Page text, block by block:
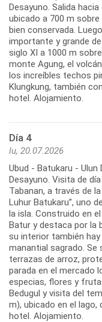
Desayuno. Salida
ubicado a 700 m
bien conservada.
importante y grande
siglo XI a 1000 m
monte Agung, el
los increíbles techos
Klungkung, también
hotel. Alojamiento.
Día 4
lu, 20.07.2026
Ubud - Batukaru - Ulun
Desayuno. Visita de
Tabanan, a través de
Luhur Batukaru”, uno
la isla. Construido en
Batur y destaca por la
su interior también
manantial sagrado. Se
terrazas de arroz,
parada en el mercado
especias, flores y
Bedugul y visita del
m), ubicado en el lago,
hotel. Alojamiento.